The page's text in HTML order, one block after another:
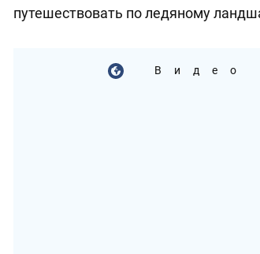
путешествовать по ледяному
Видео